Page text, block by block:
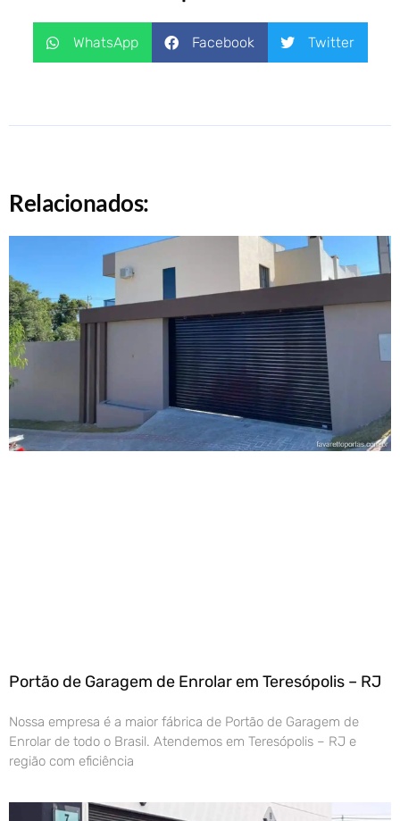
WhatsApp Facebook Twitter
Relacionados:
Portão de Garagem de Enrolar em Teresópolis – RJ
Nossa empresa é a maior fábrica de Portão de Garagem de
Enrolar de todo o Brasil. Atendemos em Teresópolis – RJ e
região com eficiência